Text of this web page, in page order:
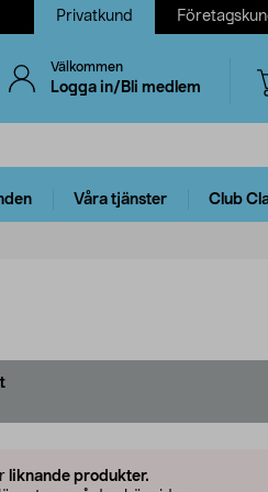
Privatkund
Välkommen
Logga in/Bli medlem
Våra tjänster Club
liknande produkter.